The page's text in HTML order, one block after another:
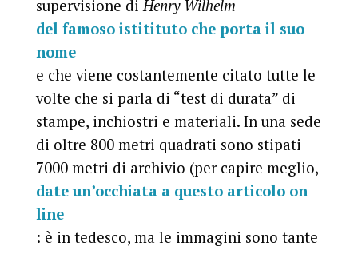
supervisione diHenry Wilhelm
del famoso istitituto che porta il suo
nome
e che viene costantemente citato tutte le
volte che si parla di “test di durata” di
stampe, inchiostri e materiali. In una sede
di oltre 800 metri quadrati sono stipati
7000 metri di archivio (per capire meglio,
date un’occhiata a questo articolo on
line
: è in tedesco, ma le immagini sono tante